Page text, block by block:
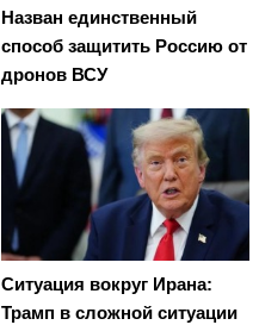
Назван единственный
способ защитить Россию от
дронов ВСУ
Ситуация вокруг Ирана:
Трамп в сложной ситуации